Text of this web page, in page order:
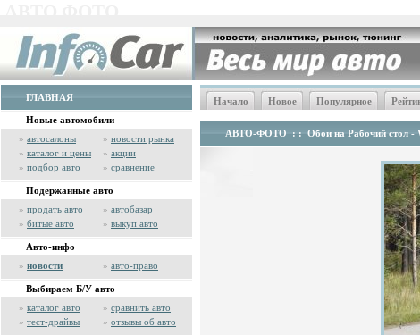
ГЛАВНАЯ
Новые автомобили
» автосалоны » новости рынка
» каталог и цены » акции
» подбор авто » сравнение
Подержанные авто
» продать авто » автобазар
» битые авто » выкуп авто
Авто-инфо
» новости » авто-право
Выбираем Б/У авто
» каталог авто » сравнить авто
» тест-драйвы » отзывы об авто
Начало Новое Популярное
АВТО-ФОТО : : Обои на Рабочий стол -